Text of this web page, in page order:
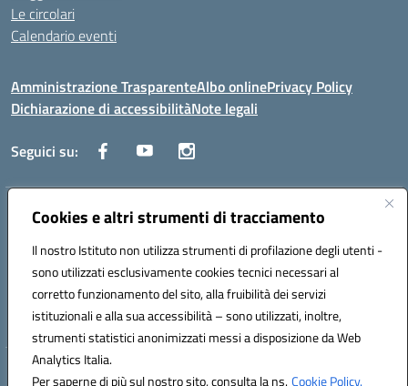
Cookies e altri strumenti di tracciamento
Il nostro Istituto non utilizza strumenti di profilazione degli utenti -
sono utilizzati esclusivamente cookies tecnici necessari al
corretto funzionamento del sito, alla fruibilità dei servizi
istituzionali e alla sua accessibilità – sono utilizzati, inoltre,
strumenti statistici anonimizzati messi a disposizione da Web
Analytics Italia.
Per saperne di più sul nostro sito, consulta la ns.Cookie Policy.
Le circolari
Calendario eventi
Amministrazione TrasparenteAlbo onlinePrivacy Policy
Dichiarazione di accessibilitàNote legali
Seguici su:
Indirizzo:Corso Fornari, 1 - 70056 Molfetta
Posta elettronica certificata (PEC):BARH04000D@pec.istruzione.it
Codice fiscale: 93249230728
Codice meccanografico: BARH04000D
Hosting & Powered by 3D Solution S.r.l.